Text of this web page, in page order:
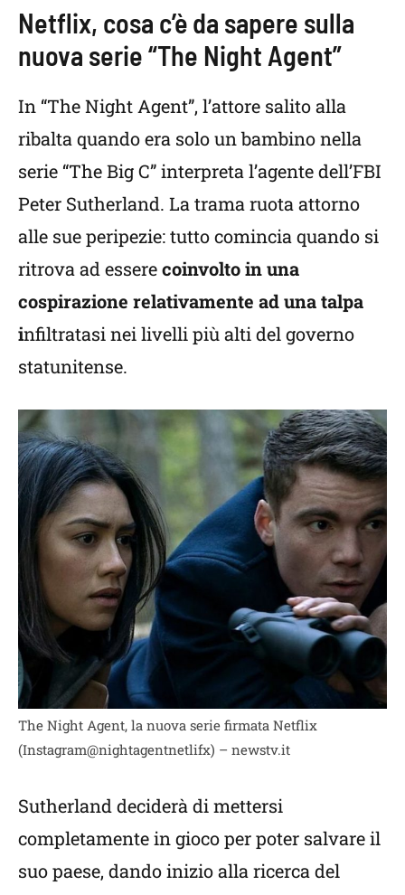
Netflix, cosa c’è da sapere sulla
nuova serie “The Night Agent”
In “The Night Agent”, l’attore salito alla
ribalta quando era solo un bambino nella
serie “The Big C” interpreta l’agente dell’FBI
Peter Sutherland. La trama ruota attorno
alle sue peripezie: tutto comincia quando si
ritrova ad esserecoinvolto in una
cospirazione relativamente ad una talpa
infiltratasi nei livelli più alti del governo
statunitense.
The Night Agent, la nuova serie firmata Netflix
(Instagram@nightagentnetlifx) – newstv.it
Sutherland deciderà di mettersi
completamente in gioco per poter salvare il
suo paese, dando inizio alla ricerca del